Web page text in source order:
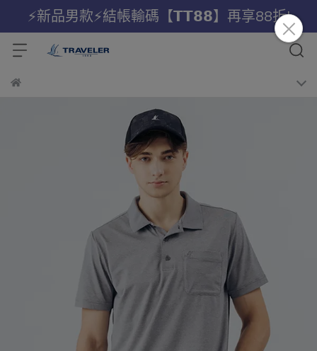
⚡新品男款⚡結帳輸碼【𝗧𝗧𝟴𝟴】再享88折!